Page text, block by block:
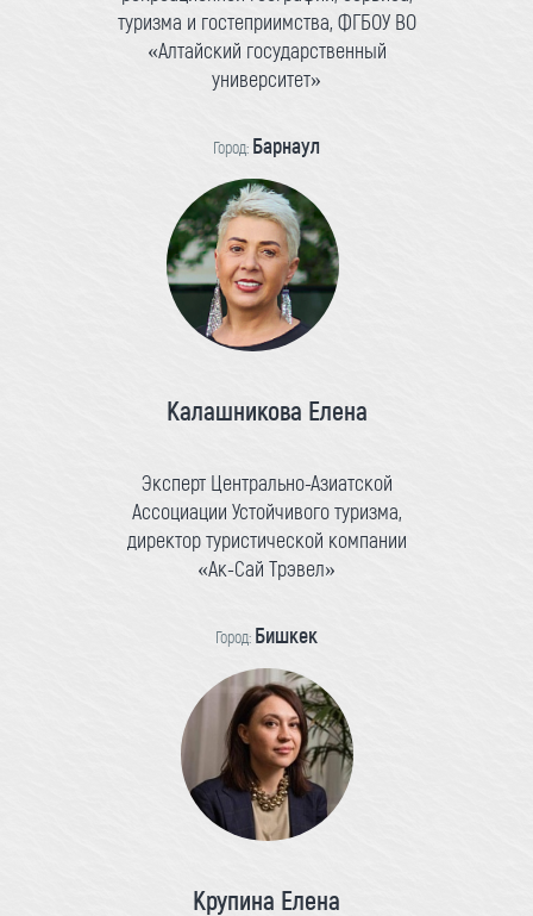
туризма и гостеприимства, ФГБОУ ВО
«Алтайский государственный
университет»
Город: Барнаул
Калашникова Елена
Эксперт Центрально-Азиатской
Ассоциации Устойчивого туризма,
директор туристической компании
«Ак-Сай Трэвел»
Город: Бишкек
Крупина Елена